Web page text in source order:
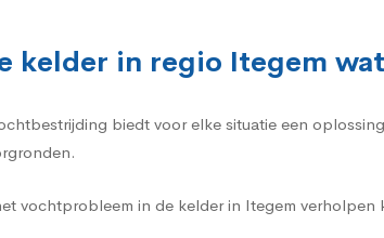
kelder in regio Itegem
biedt voor elke situatie een
vochtprobleem in de kelder in Itegem